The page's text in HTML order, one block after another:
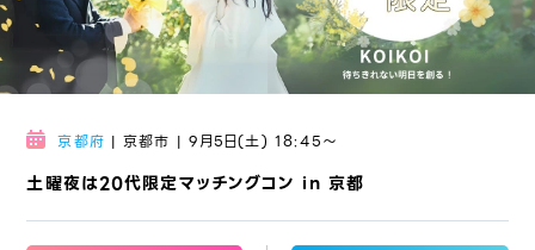
土曜夜は20代限定マッチングコン in 京都
京都府 | 京都市 | 9月5日(土) 18:45〜